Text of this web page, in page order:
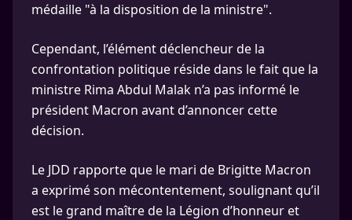
médaille "à la disposition de la ministre".
Cependant, l’élément déclencheur de la
confrontation politique réside dans le fait que la
ministre Rima Abdul Malak n’a pas informé le
président Macron avant d’annoncer cette
décision.
Le JDD rapporte que le mari de Brigitte Macron
a exprimé son mécontentement, soulignant qu’il
est le grand maître de la Légion d’honneur et